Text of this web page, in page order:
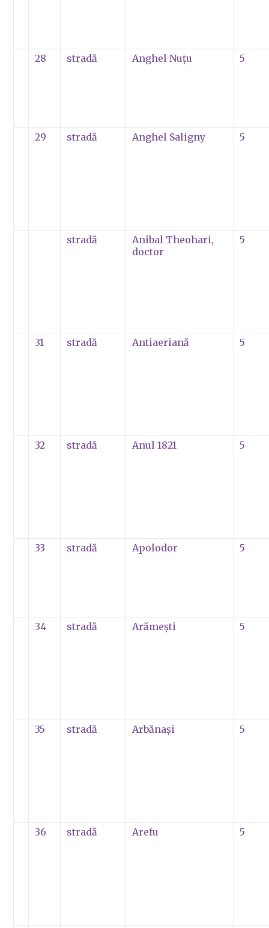
28 stradă Anghel Nuţu 5
29 stradă Anghel Saligny 5
stradă
Anibal Theohari,
doctor
5
31 stradă Antiaeriană 5
32 stradă Anul 1821 5
33 stradă Apolodor 5
34 stradă Arămeşti 5
35 stradă Arbănaşi 5
36 stradă Arefu 5